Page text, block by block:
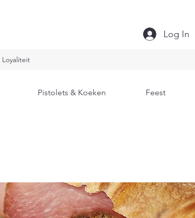
Loyaliteit
Log In
Pistolets & Koeken Feest